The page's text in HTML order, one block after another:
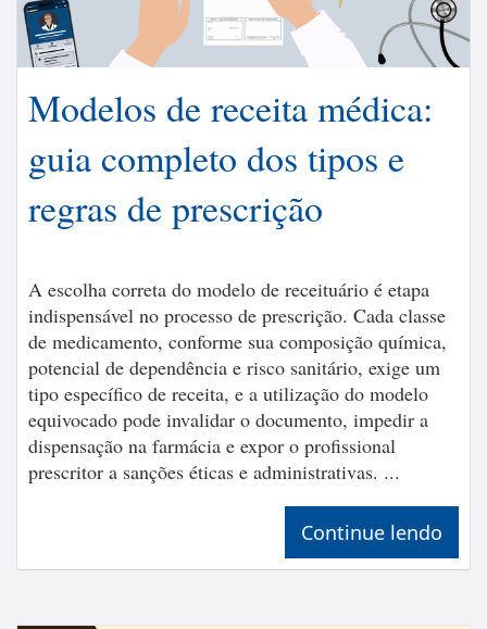
Modelos de receita médica:
guia completo dos tipos e
regras de prescrição
A escolha correta do modelo de receituário é etapa
indispensável no processo de prescrição. Cada classe
de medicamento, conforme sua composição química,
potencial de dependência e risco sanitário, exige um
tipo específico de receita, e a utilização do modelo
equivocado pode invalidar o documento, impedir a
dispensação na farmácia e expor o profissional
prescritor a sanções éticas e administrativas. ...
Continue lendo